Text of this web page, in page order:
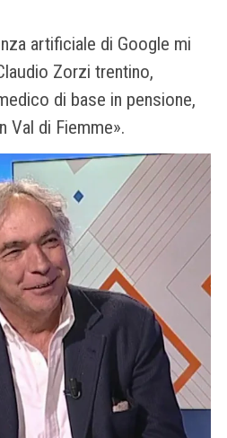
artificiale di Google mi
Zorzi trentino,
di base in pensione,
Val di Fiemme».